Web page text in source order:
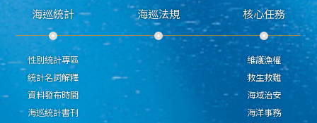
海巡統計
性別統計專區
統計名詞解釋
資料發布時間
海巡統計書刊
海巡法規 核心任務
維護漁權
救生救難
海域治安
海洋事務